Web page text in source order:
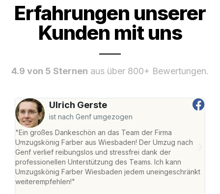
Erfahrungen unserer
Kunden mit uns
4.9 von 5 Sternen aus über 800+ Bewertungen.
Ulrich Gerste
ist nach Genf umgezogen
"Ein großes Dankeschön an das Team der Firma
Umzugskönig Farber aus Wiesbaden! Der Umzug nach
Genf verlief reibungslos und stressfrei dank der
professionellen Unterstützung des Teams. Ich kann
Umzugskönig Farber Wiesbaden jedem uneingeschränkt
weiterempfehlen!"